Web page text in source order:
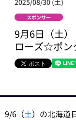
2025/08/30 (土)
スポンサー
9月6日（土
ローズ☆ポン
9/6（土）の北海道